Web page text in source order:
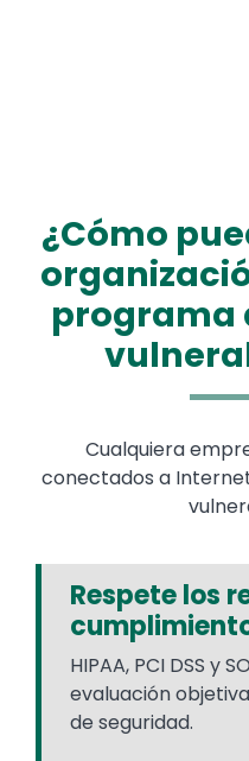
¿Cómo
programa
Cualquiera
conectados a
Respete los
HIPAA, PCI DSS y
evaluación
de seguridad.